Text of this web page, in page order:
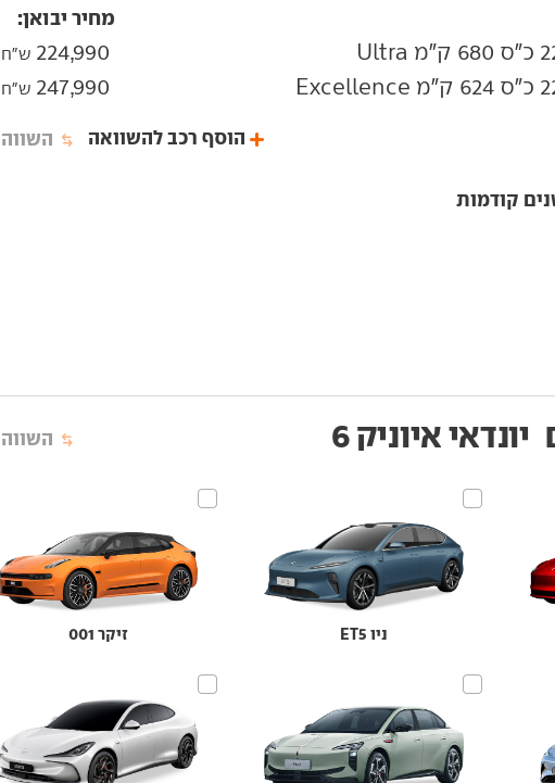
מחיר יבואן:
224,990 ש"ח
247,990 ש"ח
השווה הוסף רכב להשוואה
יונדאי איוניק 6 השווה
ניו ET5 זיקר 001